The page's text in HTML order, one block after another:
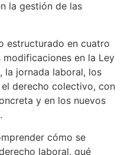
la gestión de las
estructurado en cuatro
modificaciones en la Ley
la jornada laboral, los
derecho colectivo, con
y en los nuevos
cómo se
laboral, qué